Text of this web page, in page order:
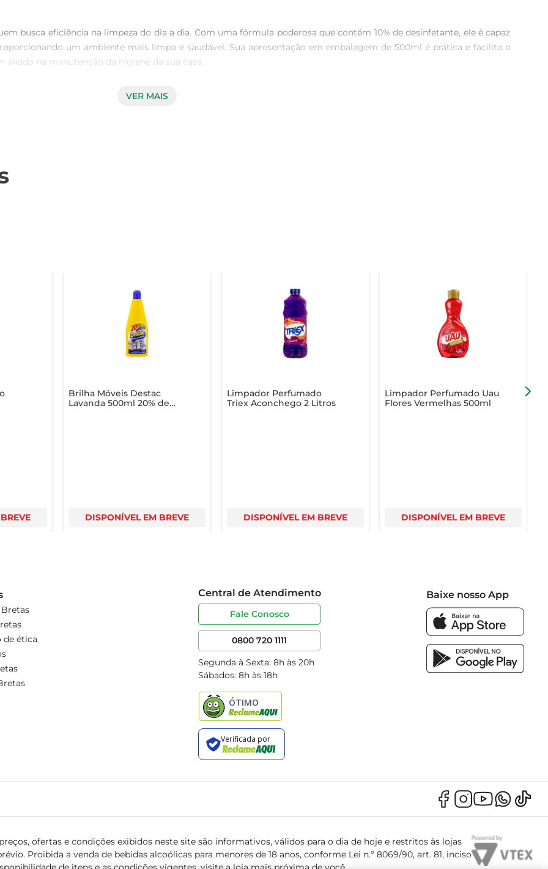
busca eficiência na limpeza do dia a dia. Com uma fórmula poderosa que contém 10% de desinfetante, ele é capaz
um ambiente mais limpo e saudável. Sua apresentação em embalagem de 500ml é prática e facilita o
na manutenção da higiene da sua casa.
incluindo pisos, azulejos, e até mesmo móveis. Sua versatilidade permite que você utilize o produto em diferentes
padrões de qualidade, assegurando que você tenha um produto confiável em sua rotina de limpeza. A
escolha popular entre os consumidores que buscam não apenas um produto de limpeza, mas uma experiência
VER MAIS
Brilha Móveis Destac
Lavanda 500ml 20% de
DISPONÍVEL EM BREVE
Limpador Perfumado
Triex Aconchego 2 Litros
DISPONÍVEL EM BREVE
Limpador Perfumado Uau
Flores Vermelhas 500ml
DISPONÍVEL EM BREVE
de ética
Central de Atendimento
Fale Conosco
0800 720 1111
Segunda à Sexta: 8h às 20h
Sábados: 8h às 18h
Baixe nosso App
ofertas e condições exibidos neste site são informativos, válidos para o dia de hoje e restritos às lojas
Proibida a venda de bebidas alcoólicas para menores de 18 anos, conforme Lei n.º 8069/90, art. 81, inciso